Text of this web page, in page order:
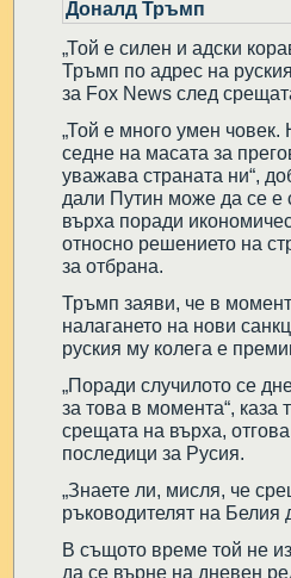
„Той е силен и адски
Тръмп по адрес на
за Fox News след
„Той е много умен
седне на масата за
уважава страната ни“,
дали Путин може да се е
върха поради
относно решението на
за отбрана.
Тръмп заяви, че в
налагането на нови
руския му колега е
„Поради случилото се
за това в момента“,
срещата на върха,
последици за Русия.
„Знаете ли, мисля, че
ръководителят на Белия
В същото време той не
да се върне на дневен